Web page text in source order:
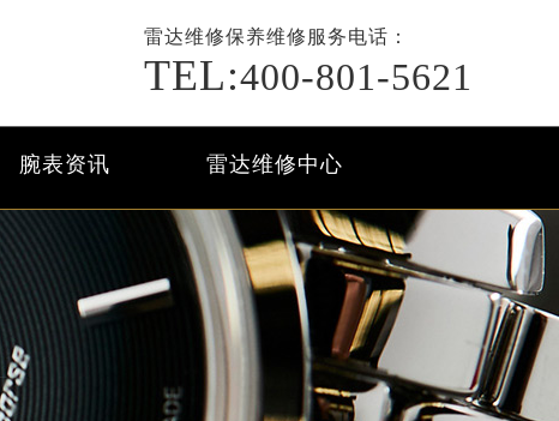
雷达维修保养维修服务电话：
TEL:400-801-5621
腕表资讯 雷达维修中心